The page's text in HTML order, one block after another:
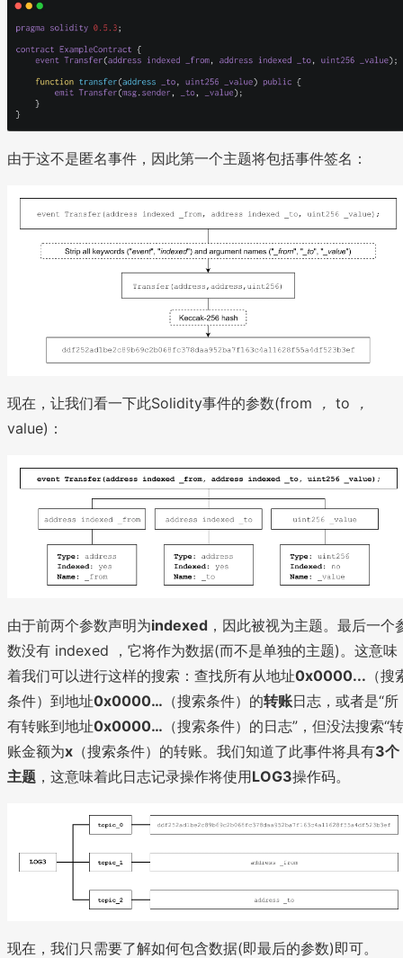
由于这不是匿名事件，因此第一个主题将包括事件签名：
现在，让我们看一下此Solidity事件的参数(from ， to
，
value)：
由于前两个参数声明为indexed ，因此被视为主题。最后一个
数没有 indexed ，它将作为数据(而不是单独的主题)。这意味
着我们可以进行这样的搜索：查找所有从地址0x0000... （搜
条件）到地址0x0000… （搜索条件）的转账日志，或者是“所
有转账到地址0x0000… （搜索条件）的日志”，但没法搜索“转
账金额为x （搜索条件）的转账。我们知道了此事件将具有3个
主题 ，这意味着此日志记录操作将使用LOG3操作码。
现在，我们只需要了解如何包含数据(即最后的参数)即可。